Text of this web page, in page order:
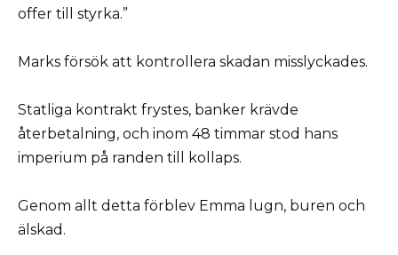
offer till styrka.”
Marks försök att kontrollera skadan misslyckades.
Statliga kontrakt frystes, banker krävde
återbetalning, och inom 48 timmar stod hans
imperium på randen till kollaps.
Genom allt detta förblev Emma lugn, buren och
älskad.